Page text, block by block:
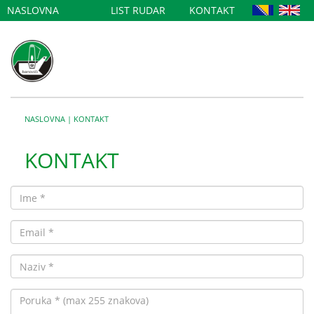
NASLOVNA LIST RUDAR KONTAKT
NASLOVNA | KONTAKT
KONTAKT